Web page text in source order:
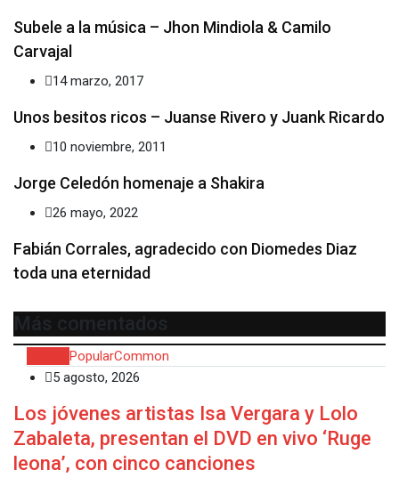
Subele a la música – Jhon Mindiola & Camilo
Carvajal
14 marzo, 2017
Unos besitos ricos – Juanse Rivero y Juank Ricardo
10 noviembre, 2011
Jorge Celedón homenaje a Shakira
26 mayo, 2022
Fabián Corrales, agradecido con Diomedes Diaz
toda una eternidad
Más comentados
PopularCommon
5 agosto, 2026
Los jóvenes artistas Isa Vergara y Lolo
Zabaleta, presentan el DVD en vivo ‘Ruge
leona’, con cinco canciones